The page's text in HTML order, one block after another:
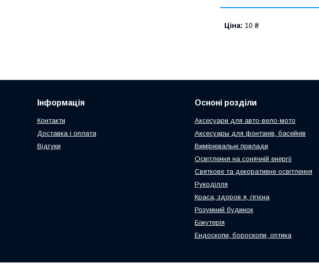
Ціна: 10 ₴
Інформація
Контакти
Доставка і оплата
Відгуки
Осноні розділи
Аксесуари для авто-вело-мото
Аксесуары для фонтанів, басейнів
Вимірювальні прилади
Освітлення на сонячній енергії
Святкове та декоративне освітлення
Рукоділля
Краса, здоров я, гігієна
Розумний будинок
Біжутерія
Ендоскопи, бороскопи, оптика